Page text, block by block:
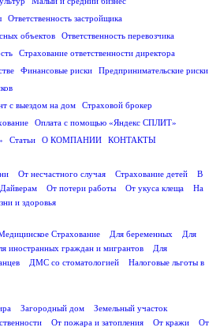
Ответственность застройщика
объектов
Ответственность перевозчика
Страхование ответственности директора
Финансовые риски
Предпринимательские риски
с выездом на дом
Страховой брокер
Оплата с помощью «Яндекс СПЛИТ»
Статьи О КОМПАНИИ
КОНТАКТЫ
От несчастного случая Страхование детей
В
Дайверам От потери работы От укуса клеща
На
и здоровья
Страхование Для беременных
Для
иностранных граждан и мигрантов
Для
ДМС со стоматологией
Налоговые льготы в
Загородный дом
Земельный участок
От пожара и затопления От кражи
От